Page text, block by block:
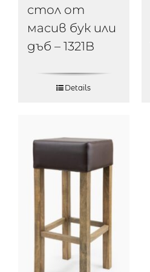
стол от
масив бук или
дъб – 1321B
Details